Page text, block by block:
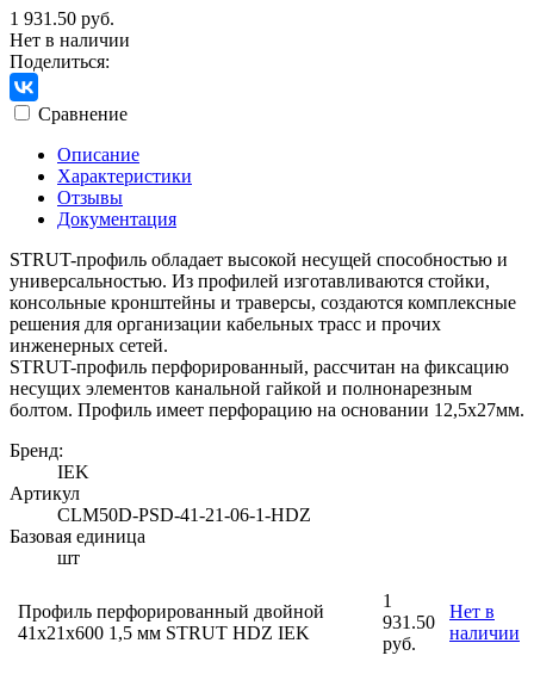
1 931.50 руб.
Нет в наличии
Поделиться:
Сравнение
Описание
Характеристики
Отзывы
Документация
STRUT-профиль обладает высокой несущей способностью и
универсальностью. Из профилей изготавливаются стойки,
консольные кронштейны и траверсы, создаются комплексные
решения для организации кабельных трасс и прочих
инженерных сетей.
STRUT-профиль перфорированный, рассчитан на фиксацию
несущих элементов канальной гайкой и полнонарезным
болтом. Профиль имеет перфорацию на основании 12,5х27мм.
Бренд:
IEK
Артикул
CLM50D-PSD-41-21-06-1-HDZ
Базовая единица
шт
Профиль перфорированный двойной
41х21х600 1,5 мм STRUT HDZ IEK
1
931.50
руб.
Нет в
наличии